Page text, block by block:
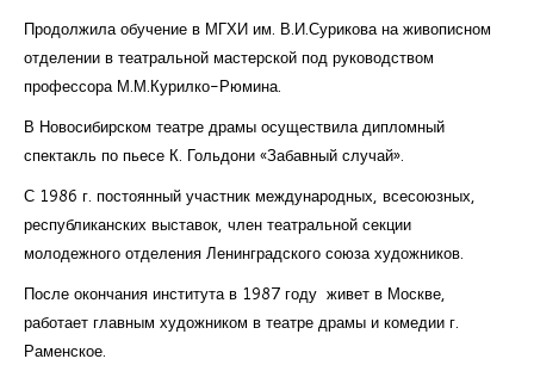
Продолжила обучение в МГХИ им. В.И.Сурикова на живописном
отделении в театральной мастерской под руководством
профессора М.М.Курилко-Рюмина.
В Новосибирском театре драмы осуществила дипломный
спектакль по пьесе К. Гольдони «Забавный случай».
С 1986 г. постоянный участник международных, всесоюзных,
республиканских выставок, член театральной секции
молодежного отделения Ленинградского союза художников.
После окончания института в 1987 году живет в Москве,
работает главным художником в театре драмы и комедии г.
Раменское.